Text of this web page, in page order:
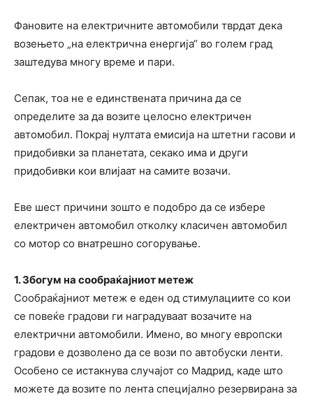
Фановите на електричните автомобили тврдат дека
возењето „на електрична енергија“ во голем град
заштедува многу време и пари.
Сепак, тоа не е единствената причина да се
определите за да возите целосно електричен
автомобил. Покрај нултата емисија на штетни гасови и
придобивки за планетата, секако има и други
придобивки кои влијаат на самите возачи.
Еве шест причини зошто е подобро да се избере
електричен автомобил отколку класичен автомобил
со мотор со внатрешно согорување.
1. Збогум на сообраќајниот метеж
Сообраќајниот метеж е еден од стимулациите со кои
се повеќе градови ги наградуваат возачите на
електрични автомобили. Имено, во многу европски
градови е дозволено да се вози по автобуски ленти.
Особено се истакнува случајот со Мадрид, каде што
можете да возите по лента специјално резервирана за